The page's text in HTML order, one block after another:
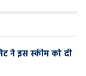
ने इस स्कीम को दी